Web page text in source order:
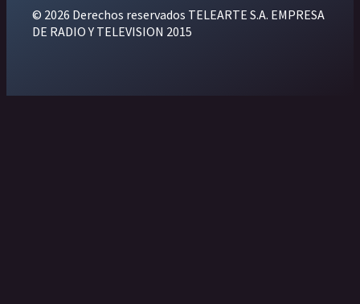
© 2026 Derechos reservados TELEARTE S.A. EMPRESA
DE RADIO Y TELEVISION 2015